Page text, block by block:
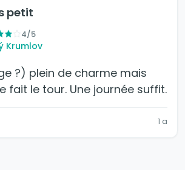
petit
4/5
Krumlov
?) plein de charme mais
fait le tour. Une journée suffit.
1 a